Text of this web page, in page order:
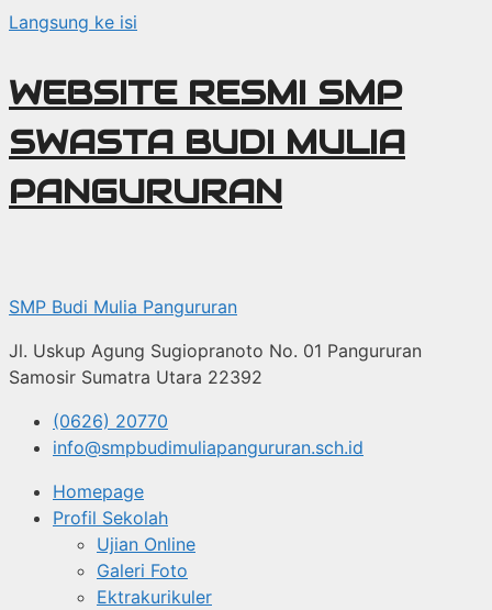
Langsung ke isi
WEBSITE RESMI SMP
SWASTA BUDI MULIA
PANGURURAN
SMP Budi Mulia Pangururan
Jl. Uskup Agung Sugiopranoto No. 01 Pangururan
Samosir Sumatra Utara 22392
(0626) 20770
info@smpbudimuliapangururan.sch.id
Homepage
Profil Sekolah
Ujian Online
Galeri Foto
Ektrakurikuler